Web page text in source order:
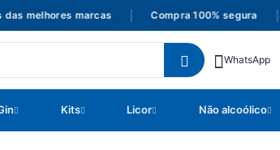
melhores marcas Compra 100% segura
WhatsApp
Kits Licor Não alcoólico